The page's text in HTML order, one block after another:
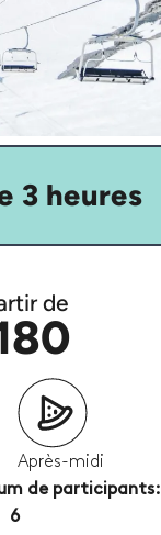
3 heures
de
Après-midi
de participants:
6